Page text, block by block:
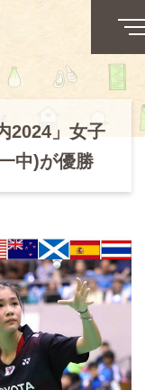
2024」女子
中)が優勝